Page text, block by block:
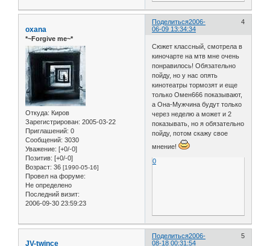
Поделиться 4
2006-
06-09 13:34:34
oxana
*~Forgive me~*
Откуда: Киров
Зарегистрирован: 2005-03-22
Приглашений: 0
Сообщений: 3030
Уважение: [+0/-0]
Позитив: [+0/-0]
Возраст: 36 [1990-05-16]
Провел на форуме:
Не определено
Последний визит:
2006-09-30 23:59:23
Сюжет классный, смотрела в
киночарте на мтв мне очень
понравилось! Обязательно
пойду, но у нас опять
кинотеатры тормозят и еще
только Омен666 показывают,
а Она-Мужчина будут только
через неделю а может и 2
показывать, но я обязательно
пойду, потом скажу свое
мнение!
0
Поделиться 5
2006-
08-18 00:31:54
JV-twince